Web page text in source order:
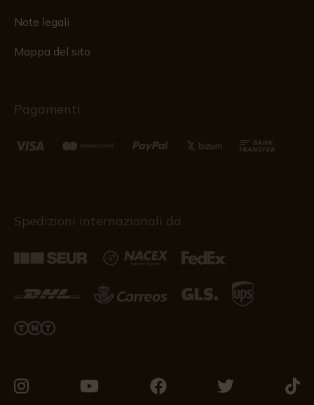
Note legali
Mappa del sito
Pagamenti
Spedizioni internazionali da